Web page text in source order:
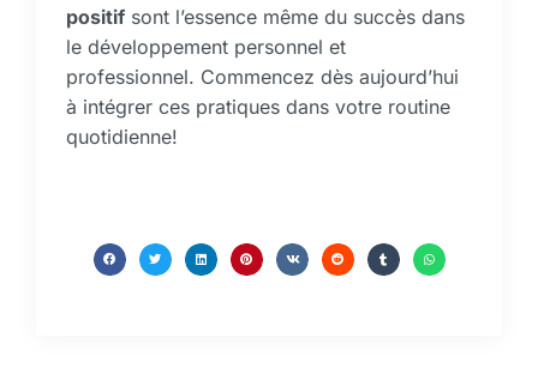
positif sont l’essence même du succès dans
le développement personnel et
professionnel. Commencez dès aujourd’hui
à intégrer ces pratiques dans votre routine
quotidienne!